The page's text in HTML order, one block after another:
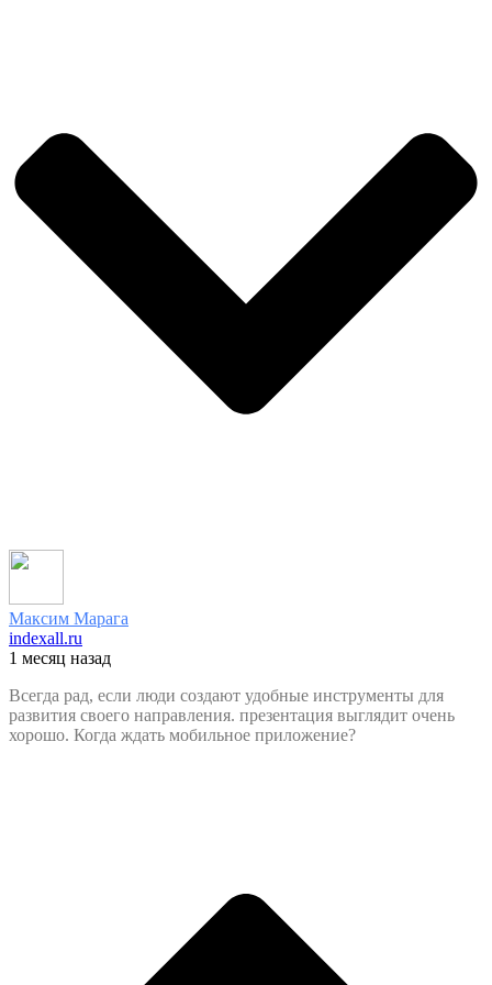
Максим Марага
indexall.ru
1 месяц назад
Всегда рад, если люди создают удобные инструменты для
развития своего направления. презентация выглядит очень
хорошо. Когда ждать мобильное приложение?